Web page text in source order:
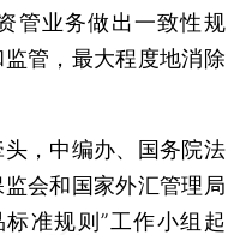
管业务做出一致性规
管，最大程度地消除
，中编办、国务院法
会和国家外汇管理局
准规则”工作小组起